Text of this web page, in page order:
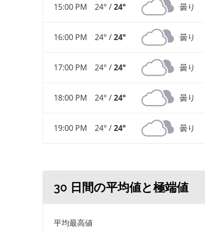
15:00 PM 24° /24° 曇り
16:00 PM 24° /24° 曇り
17:00 PM 24° /24° 曇り
18:00 PM 24° /24° 曇り
19:00 PM 24° /24° 曇り
30 日間の平均値と極端値
平均最高値